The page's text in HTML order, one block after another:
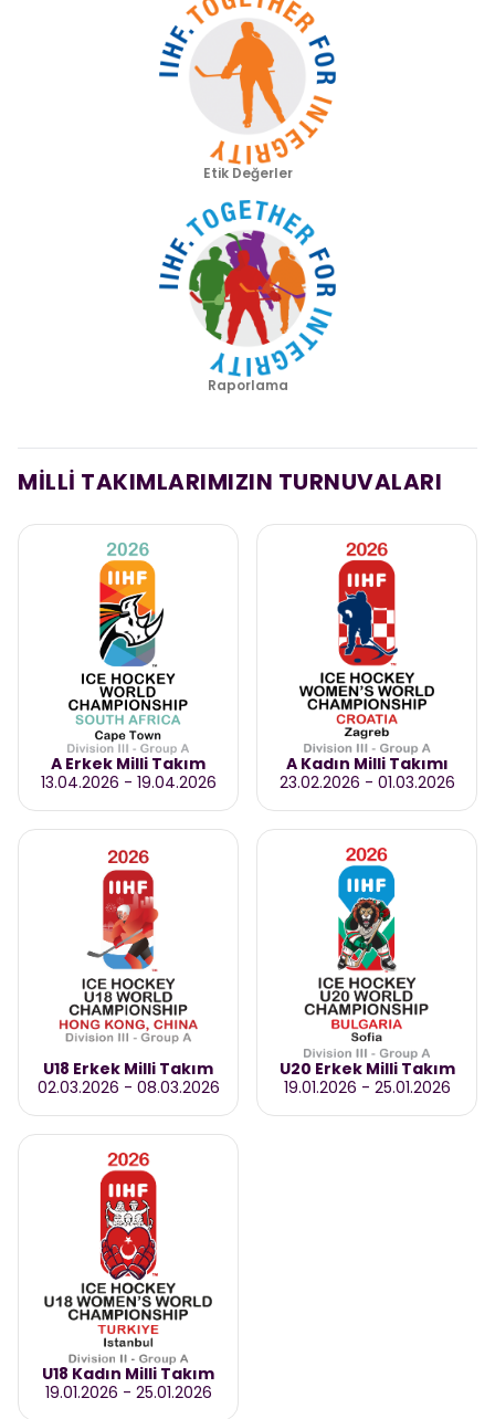
Etik Değerler
Raporlama
MİLLİ TAKIMLARIMIZIN TURNUVALARI
A Erkek Milli Takım
13.04.2026 - 19.04.2026
A Kadın Milli Takımı
23.02.2026 - 01.03.2026
U18 Erkek Milli Takım
02.03.2026 - 08.03.2026
U20 Erkek Milli Takım
19.01.2026 - 25.01.2026
U18 Kadın Milli Takım
19.01.2026 - 25.01.2026